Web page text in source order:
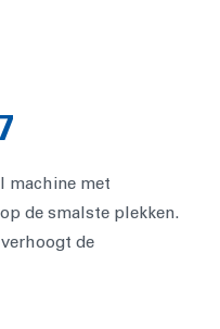
machine met
de smalste plekken.
de